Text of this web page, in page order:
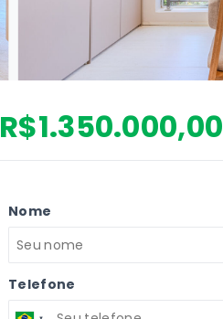
R$1.350.000,00
Nome
Telefone